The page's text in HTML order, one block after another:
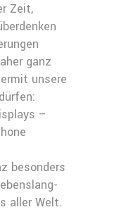
Zeit,
ganz
unsere
–
besonders
aller Welt.